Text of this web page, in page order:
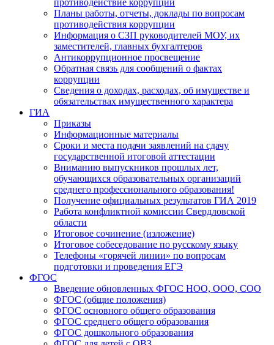
противодействие коррупции
Планы работы, отчеты, доклады по вопросам
противодействия коррупции
Информация о СЗП руководителей МОУ, их
заместителей, главных бухгалтеров
Антикоррупционное просвещение
Обратная связь для сообщений о фактах
коррупции
Сведения о доходах, расходах, об имуществе и
обязательствах имущественного характера
ГИА
Приказы
Информационные материалы
Сроки и места подачи заявлений на сдачу
государственной итоговой аттестации
Вниманию выпускников прошлых лет,
обучающихся образовательных организаций
среднего профессионального образования!
Получение официальных результатов ГИА 2019
Работа конфликтной комиссии Свердловской
области
Итоговое сочинение (изложение)
Итоговое собеседование по русскому языку
Телефоны «горячей линии» по вопросам
подготовки и проведения ЕГЭ
ФГОС
Введение обновленных ФГОС НОО, ООО, СОО
ФГОС (общие положения)
ФГОС основного общего образования
ФГОС среднего общего образования
ФГОС дошкольного образования